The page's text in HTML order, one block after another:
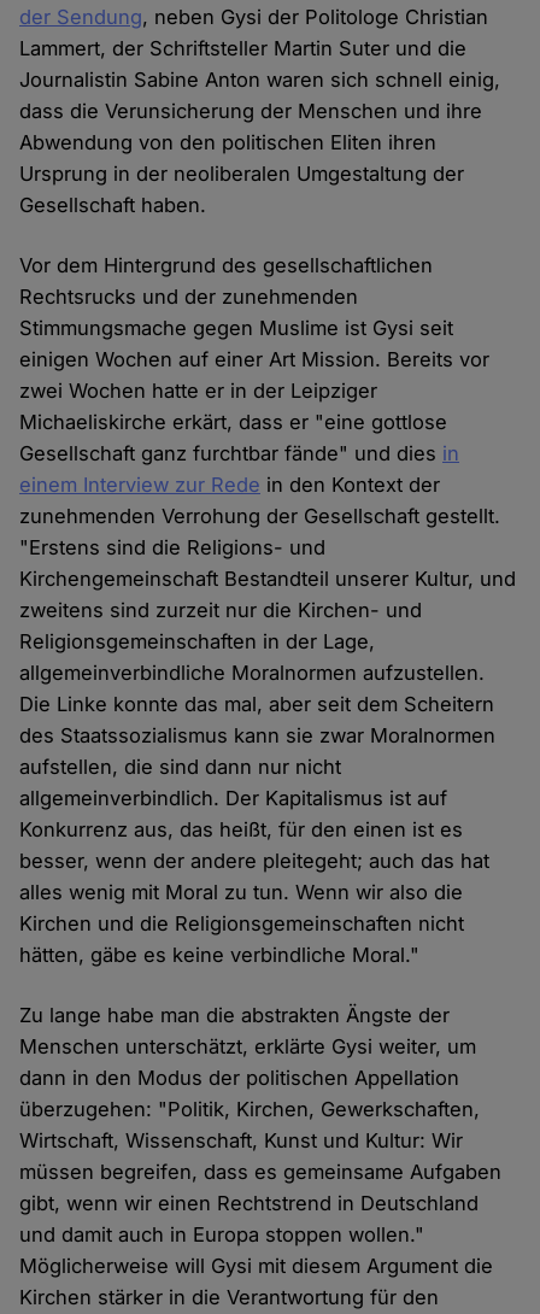
der Sendung, neben Gysi der Politologe Christian
Lammert, der Schriftsteller Martin Suter und die
Journalistin Sabine Anton waren sich schnell einig,
dass die Verunsicherung der Menschen und ihre
Abwendung von den politischen Eliten ihren
Ursprung in der neoliberalen Umgestaltung der
Gesellschaft haben.
Vor dem Hintergrund des gesellschaftlichen
Rechtsrucks und der zunehmenden
Stimmungsmache gegen Muslime ist Gysi seit
einigen Wochen auf einer Art Mission. Bereits vor
zwei Wochen hatte er in der Leipziger
Michaeliskirche erkärt, dass er "eine gottlose
Gesellschaft ganz furchtbar fände" und dies in
einem Interview zur Rede in den Kontext der
zunehmenden Verrohung der Gesellschaft gestellt.
"Erstens sind die Religions- und
Kirchengemeinschaft Bestandteil unserer Kultur, und
zweitens sind zurzeit nur die Kirchen- und
Religionsgemeinschaften in der Lage,
allgemeinverbindliche Moralnormen aufzustellen.
Die Linke konnte das mal, aber seit dem Scheitern
des Staatssozialismus kann sie zwar Moralnormen
aufstellen, die sind dann nur nicht
allgemeinverbindlich. Der Kapitalismus ist auf
Konkurrenz aus, das heißt, für den einen ist es
besser, wenn der andere pleitegeht; auch das hat
alles wenig mit Moral zu tun. Wenn wir also die
Kirchen und die Religionsgemeinschaften nicht
hätten, gäbe es keine verbindliche Moral."
Zu lange habe man die abstrakten Ängste der
Menschen unterschätzt, erklärte Gysi weiter, um
dann in den Modus der politischen Appellation
überzugehen: "Politik, Kirchen, Gewerkschaften,
Wirtschaft, Wissenschaft, Kunst und Kultur: Wir
müssen begreifen, dass es gemeinsame Aufgaben
gibt, wenn wir einen Rechtstrend in Deutschland
und damit auch in Europa stoppen wollen."
Möglicherweise will Gysi mit diesem Argument die
Kirchen stärker in die Verantwortung für den